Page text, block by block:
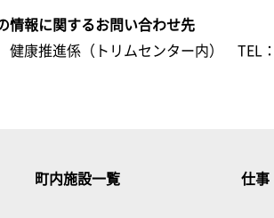
情報に関するお問い合わせ先
康推進係（トリムセンター内）
TEL
町内施設一覧 仕事